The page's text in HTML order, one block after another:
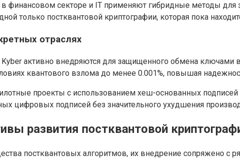
в финансовом секторе и IT применяют гибридные методы
только постквантовой криптографии, которая пока
отраслях
активно внедряются для защищенного обмена ключами
квантового взлома до менее 0.001%, повышая
проекты с использованием хеш-основанных
цифровых подписей без значительного ухудшения
развития постквантовой
постквантовых алгоритмов, их внедрение сопряжено